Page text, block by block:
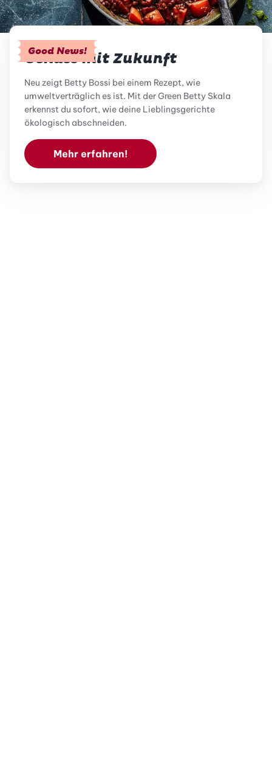
Good News!
Genuss mit Zukunft
Neu zeigt Betty Bossi bei einem Rezept, wie
umweltverträglich es ist. Mit der Green Betty Skala
erkennst du sofort, wie deine Lieblingsgerichte
ökologisch abschneiden.
Mehr erfahren!